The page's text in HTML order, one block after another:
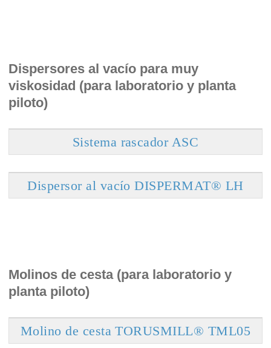
Dispersores al vacío para muy
viskosidad (para laboratorio y planta
piloto)
Sistema rascador ASC
Dispersor al vacío DISPERMAT® LH
Molinos de cesta (para laboratorio y
planta piloto)
Molino de cesta TORUSMILL® TML05